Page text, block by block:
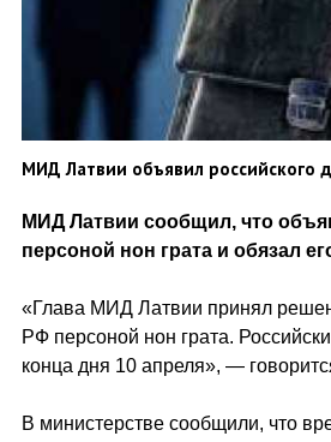
МИД Латвии объявил российского
МИД Латвии сообщил, что
персоной нон грата и обязал
«Глава МИД Латвии принял
РФ персоной нон грата.
конца дня 10 апреля», —
В министерстве сообщили, что